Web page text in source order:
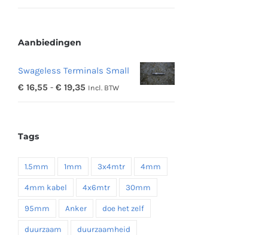
Aanbiedingen
Swageless Terminals Small
€ 16,55 - € 19,35 Prijsklasse:
Incl. BTW
Tags
1.5mm 1mm 3x4mtr 4mm
4mm kabel 4x6mtr 30mm
95mm Anker doe het zelf
duurzaam duurzaamheid